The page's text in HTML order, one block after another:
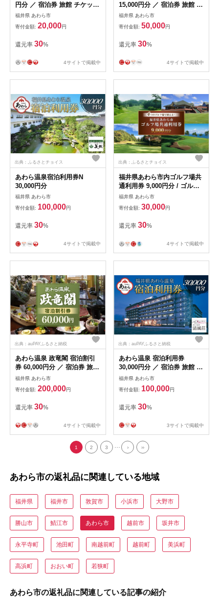
円分 ／ 宿泊券 旅館 チケット
観光 旅行 源泉 大浴場 露天風
福井県 あわら市
寄付金額: 20,000円
還元率 30%
4サイトで掲載中
15,000円分 ／ 宿泊券 旅館 チ
ケット 観光 旅行 源泉 大浴場
露天風呂
福井県 あわら市
寄付金額: 50,000円
還元率 30%
4サイトで掲載中
出典：ふるさとチョイス
あわら温泉宿泊利用券N
30,000円分
福井県 あわら市
寄付金額: 100,000円
還元率 30%
4サイトで掲載中
出典：ふるさとチョイス
福井県あわら市内ゴルフ場共
通利用券 9,000円分 / ゴルフ
場利用券 福井県 あわら市 福
井国際カントリークラブ ジャ
パンセントラルゴルフ倶楽部
越前カントリークラブ 芦原ゴ
ルフクラブ [aw127-c001]
福井県 あわら市
寄付金額: 30,000円
還元率 30%
4サイトで掲載中
出典：auPAYふるさと納税
あわら温泉 政竜閣 宿泊割引
券 60,000円分 ／ 宿泊券 旅館
チケット 観光 旅行 源泉 大浴
場 露天風呂 福井県 あわら市
カニ 蟹 観光地 旅行券 国内旅
行 旅行券 宿泊券 ゴルフ 国内
[aw134-o001]
福井県 あわら市
寄付金額: 200,000円
還元率 30%
4サイトで掲載中
出典：auPAYふるさと納税
あわら温泉 宿泊利用券
30,000円分 ／ 宿泊券 旅館 チ
ケット 観光 旅行 源泉 大浴場
露天風呂
福井県 あわら市
寄付金額: 100,000円
還元率 30%
3サイトで掲載中
1 2 3 › ››
あわら市の返礼品に関連している地域
福井県 福井市 敦賀市 小浜市 大野市
勝山市 鯖江市 あわら市 越前市 坂井市
永平寺町 池田町 南越前町 越前町 美浜町
高浜町 おおい町 若狭町
あわら市の返礼品に関連している記事の紹介